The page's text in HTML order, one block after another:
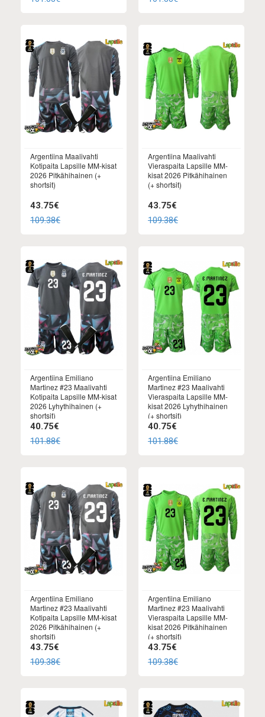
Argentiina Maalivahti
Kotipaita Lapsille MM-kisat
2026 Pitkähihainen (+
shortsit)
43.75€
109.38€
Argentiina Maalivahti
Vieraspaita Lapsille MM-
kisat 2026 Pitkähihainen
(+ shortsit)
43.75€
109.38€
Argentiina Emiliano
Martinez #23 Maalivahti
Kotipaita Lapsille MM-kisat
2026 Lyhythihainen (+
shortsit)
40.75€
101.88€
Argentiina Emiliano
Martinez #23 Maalivahti
Vieraspaita Lapsille MM-
kisat 2026 Lyhythihainen
(+ shortsit)
40.75€
101.88€
Argentiina Emiliano
Martinez #23 Maalivahti
Kotipaita Lapsille MM-kisat
2026 Pitkähihainen (+
shortsit)
43.75€
109.38€
Argentiina Emiliano
Martinez #23 Maalivahti
Vieraspaita Lapsille MM-
kisat 2026 Pitkähihainen
(+ shortsit)
43.75€
109.38€